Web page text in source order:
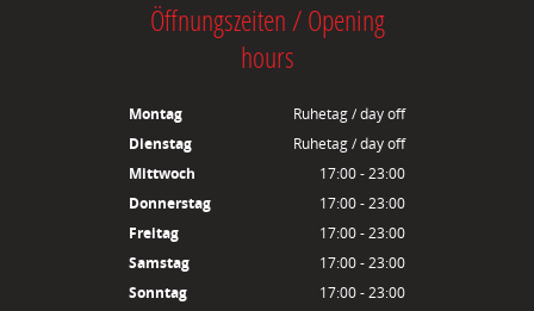
Öffnungszeiten / Opening
hours
Montag
Ruhetag / day off
Dienstag
Ruhetag / day off
Mittwoch
17:00 - 23:00
Donnerstag
17:00 - 23:00
Freitag
17:00 - 23:00
Samstag
17:00 - 23:00
Sonntag
17:00 - 23:00